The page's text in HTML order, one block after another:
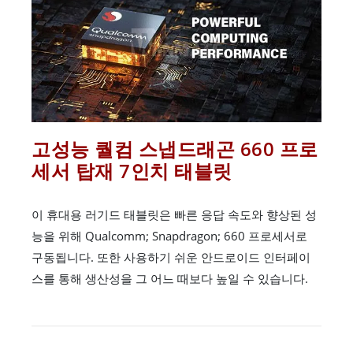
고성능 퀄컴 스냅드래곤 660 프로
세서 탑재 7인치 태블릿
이 휴대용 러기드 태블릿은 빠른 응답 속도와 향상된 성
능을 위해 Qualcomm; Snapdragon; 660 프로세서로
구동됩니다. 또한 사용하기 쉬운 안드로이드 인터페이
스를 통해 생산성을 그 어느 때보다 높일 수 있습니다.